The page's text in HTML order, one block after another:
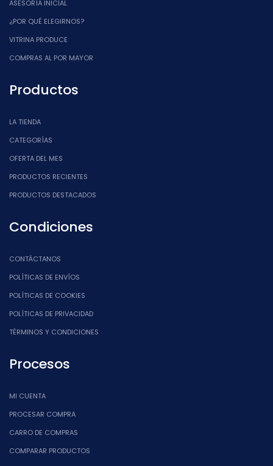
ASESORÍA INICIAL
¿POR QUÉ ELEGIRNOS?
VITRINA PRODUCE
COMPRAS AL POR MAYOR
Productos
LA TIENDA
CATEGORÍAS
OFERTA DEL MES
PRODUCTOS RECIENTES
PRODUCTOS DESTACADOS
Condiciones
CONTÁCTANOS
POLÍTICAS DE ENVÍOS
POLÍTICAS DE COOKIES
POLÍTICAS DE PRIVACIDAD
TÉRMINOS Y CONDICIONES
Procesos
MI CUENTA
PROCESAR COMPRA
CARRO DE COMPRAS
COMPARAR PRODUCTOS